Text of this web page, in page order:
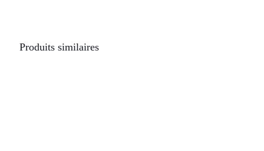
Produits similaires